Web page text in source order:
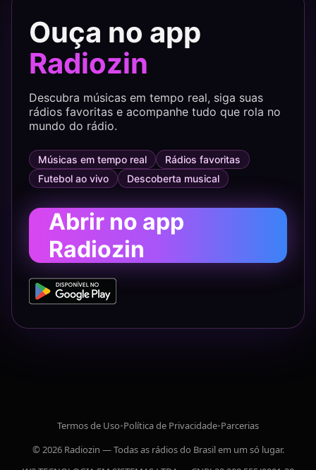
Ouça no app
Radiozin
Descubra músicas em tempo real, siga suas
rádios favoritas e acompanhe tudo que rola no
mundo do rádio.
Músicas em tempo real
Rádios favoritas
Futebol ao vivo
Descoberta musical
Abrir no app
Radiozin
Termos de Uso•Política de Privacidade•Parcerias
© 2026 Radiozin — Todas as rádios do Brasil em um só lugar.